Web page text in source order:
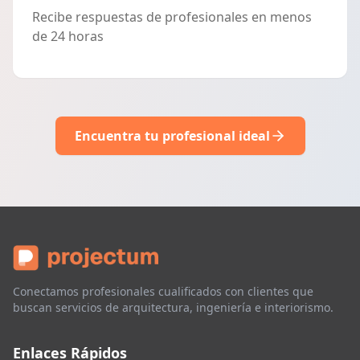
Recibe respuestas de profesionales en menos
de 24 horas
Encuentra tu profesional ideal
Conectamos profesionales cualificados con clientes que
buscan servicios de arquitectura, ingeniería e interiorismo.
Enlaces Rápidos